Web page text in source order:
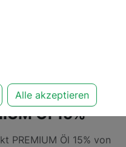
🏆 CBD
Öl 15%
PREMIUM Öl 15% von
Alle akzeptieren